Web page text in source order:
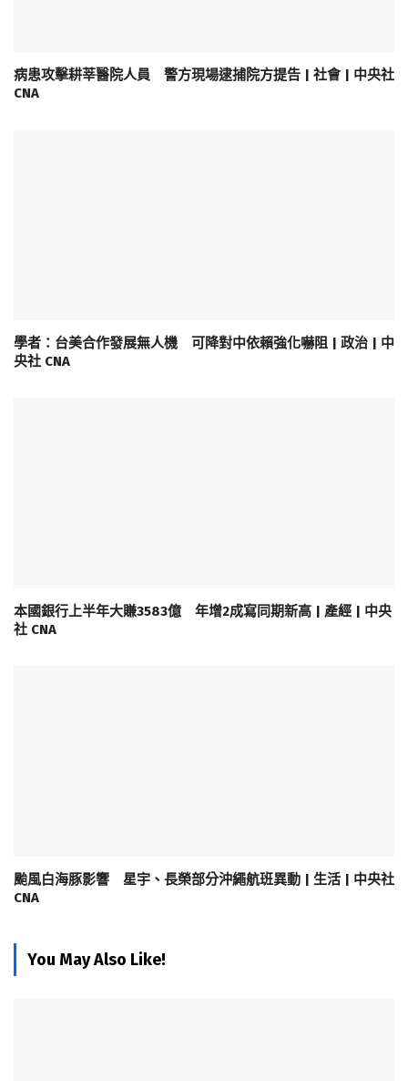
病患攻擊耕莘醫院人員 警方現場逮捕院方提告 | 社會 | 中央社
CNA
學者：台美合作發展無人機 可降對中依賴強化嚇阻 | 政治 | 中
央社 CNA
本國銀行上半年大賺3583億 年增2成寫同期新高 | 產經 | 中央
社 CNA
颱風白海豚影響 星宇、長榮部分沖繩航班異動 | 生活 | 中央社
CNA
You May Also Like!